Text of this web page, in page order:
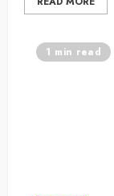
1 min read